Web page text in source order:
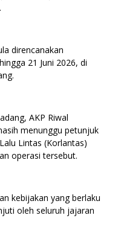
direncanakan
21 Juni 2026, di
AKP Riwal
menunggu petunjuk
Lintas (Korlantas)
operasi tersebut.
kebijakan yang berlaku
oleh seluruh jajaran